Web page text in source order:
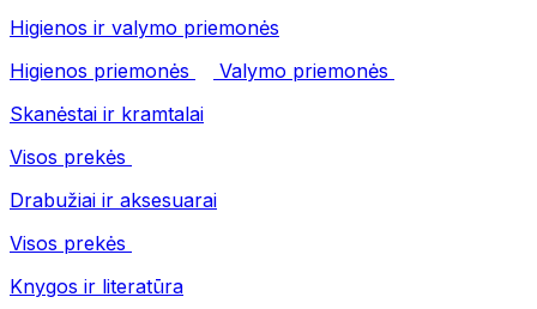
Higienos ir valymo priemonės
Higienos priemonės
Valymo priemonės
Skanėstai ir kramtalai
Visos prekės
Drabužiai ir aksesuarai
Visos prekės
Knygos ir literatūra